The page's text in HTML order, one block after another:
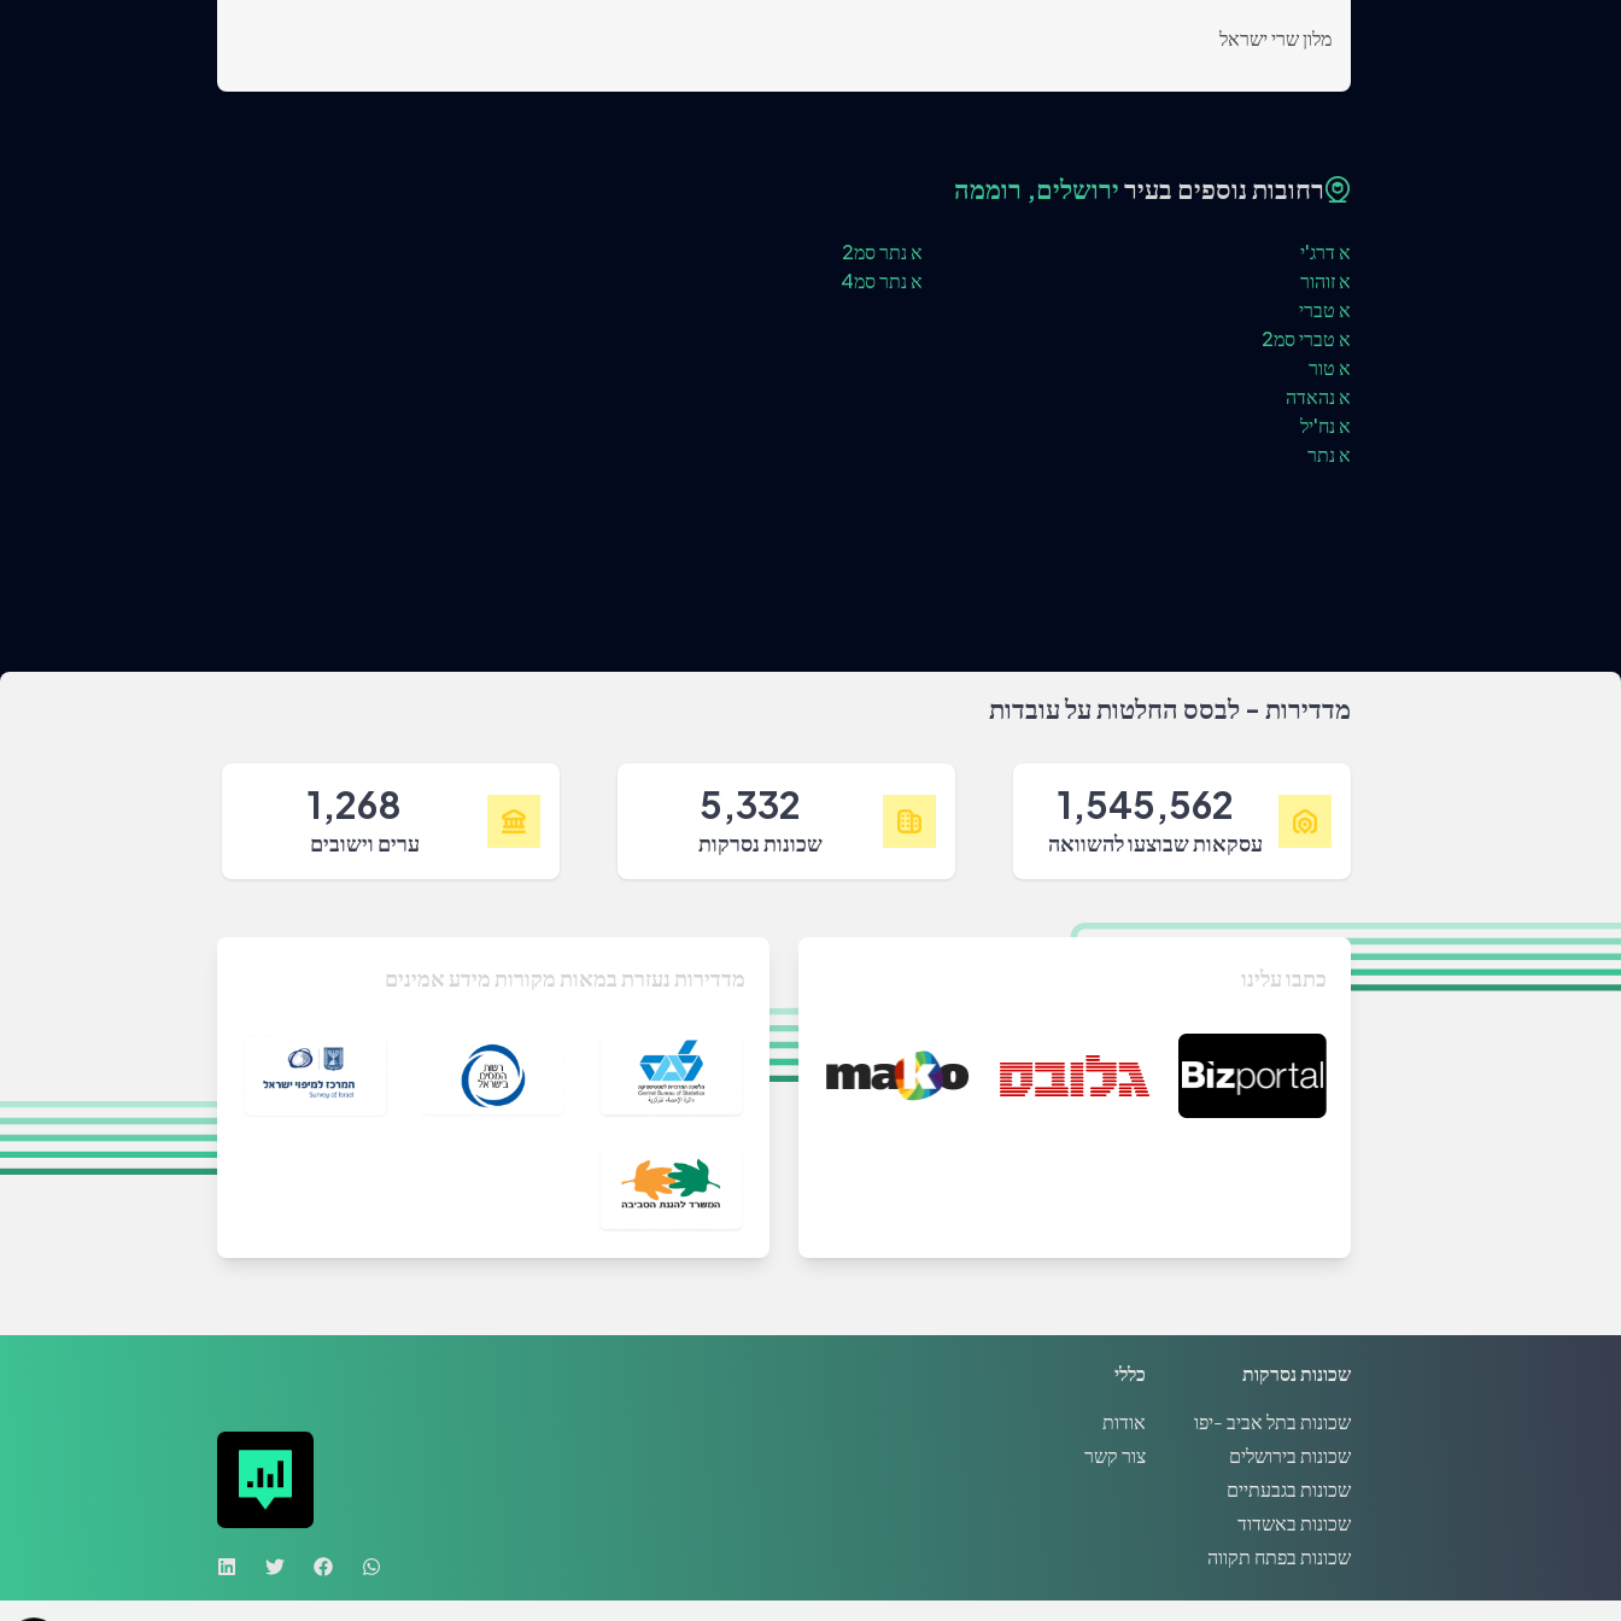
מלון שרי ישראל
רחובות נוספים בעירירושלים, רוממה
א דרג'י
א זוהור
א טברי
א טברי סמ2
א טור
א נהאדה
א נח'יל
א נתר
א נתר סמ2
א נתר סמ4
מדדירות - לבסס החלטות על עובדות
1,268
ערים וישובים
5,332
שכונות נסרקות
1,545,562
עסקאות שבוצעו להשוואה
מדדירות נעזרת במאות מקורות מידע אמינים כתבו עלינו
כללי
אודות
צור קשר
שכונות נסרקות
שכונות בתל אביב -יפו
שכונות בירושלים
שכונות בגבעתיים
שכונות באשדוד
שכונות בפתח תקווה